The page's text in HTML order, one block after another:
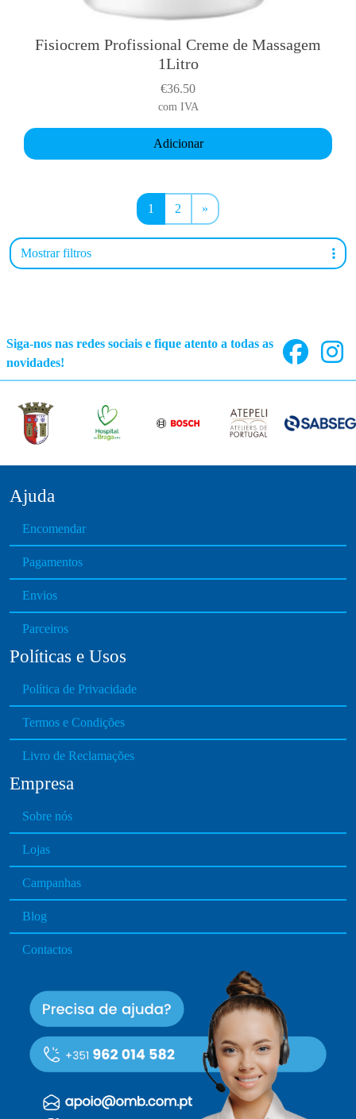
Fisiocrem Profissional Creme de Massagem
1Litro
€36.50
com IVA
Adicionar
1 2 »
Mostrar filtros
Siga-nos nas redes sociais e fique atento a todas as
novidades!
Ajuda
Encomendar
Pagamentos
Envios
Parceiros
Políticas e Usos
Política de Privacidade
Termos e Condições
Livro de Reclamações
Empresa
Sobre nós
Lojas
Campanhas
Blog
Contactos